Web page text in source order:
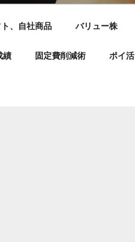
、自社商品 バリュー株
績 固定費削減術 ポイ活